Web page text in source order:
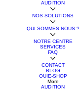
AUDITION
NOS SOLUTIONS
QUI SOMMES NOUS ?
NOTRE CENTRE
SERVICES
FAQ
CONTACT
BLOG
OUIE-SHOP
More
AUDITION